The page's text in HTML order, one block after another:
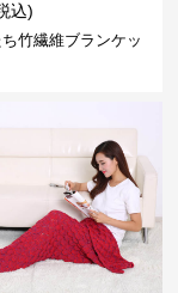
込)
竹繊維ブランケッ